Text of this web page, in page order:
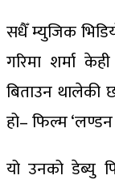
सधैँ म्युजिक
गरिमा शर्मा
बिताउन थालेकी
हो– फिल्म ‘लण्डन
यो उनको डेब्यु